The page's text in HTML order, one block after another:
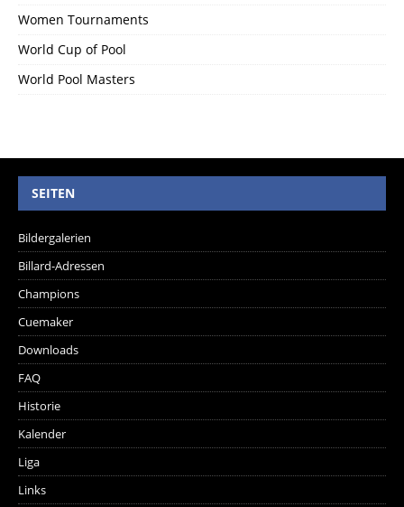
Women Tournaments
World Cup of Pool
World Pool Masters
SEITEN
Bildergalerien
Billard-Adressen
Champions
Cuemaker
Downloads
FAQ
Historie
Kalender
Liga
Links